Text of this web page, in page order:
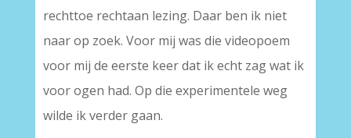
rechttoe rechtaan lezing. Daar ben ik niet
naar op zoek. Voor mij was die videopoem
voor mij de eerste keer dat ik echt zag wat ik
voor ogen had. Op die experimentele weg
wilde ik verder gaan.